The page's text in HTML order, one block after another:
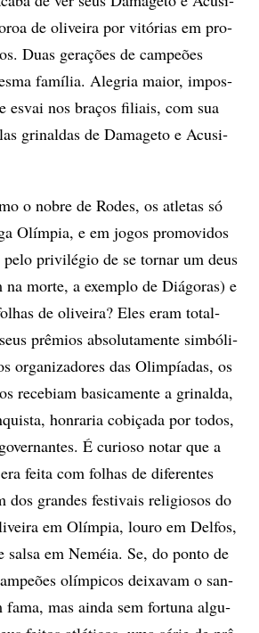
de oli­vei­ra por vi­tó­ri­as em pro­
Duas ge­ra­çõ­es de cam­pe­õ­es
fa­mí­lia. Ale­gria mai­or, im­pos­
es­vai nos bra­ços fi­li­ais, com sua
gri­nal­das de Da­ma­ge­to e Acu­si­
o no­bre de Ro­des, os atle­tas só
Olím­pia, e em jo­gos pro­mo­vi­dos
pri­vi­lé­gio de se tor­nar um deus
mor­te, a exem­plo de Di­á­go­ras) e
de oli­vei­ra? Eles eram to­tal­
prê­mi­os ab­so­lu­ta­men­­­te sim­bó­li­
or­ga­ni­za­do­res das Olim­pí­a­das, os
re­ce­bi­am ba­si­ca­men­te a gri­nal­da,
hon­ra­ria co­bi­ça­da por to­dos,
É cu­ri­o­so no­tar que a
fei­ta com fo­­lhas de di­fe­ren­tes
dos gran­des fes­­­­ti­vais re­li­gio­sos do
em Olím­­pia, lou­ro em Del­fos,
em Ne­méia. Se, do pon­to de
olím­pi­cos dei­xa­vam o san­
fama, mas ain­da sem for­tu­na al­gu­